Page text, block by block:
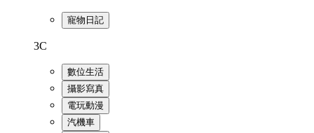
寵物日記
3C
數位生活
攝影寫真
電玩動漫
汽機車